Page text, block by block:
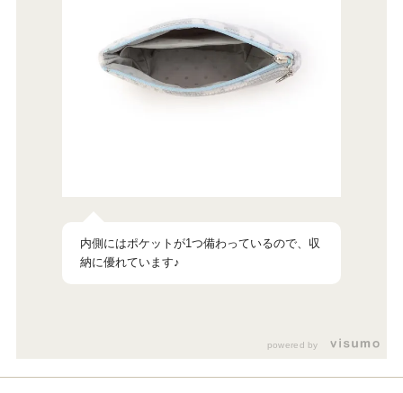
内側にはポケットが1つ備わっているので、収
納に優れています♪
powered by